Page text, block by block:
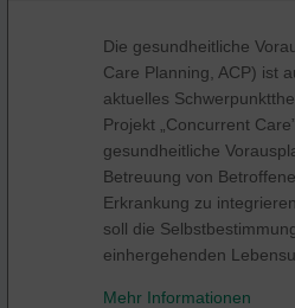
Die gesundheitliche
Care Planning, ACP) ist
aktuelles
Projekt „Concurrent
gesundheitliche
Betreuung von
Erkrankung zu
soll die
einhergehenden
Mehr Informationen